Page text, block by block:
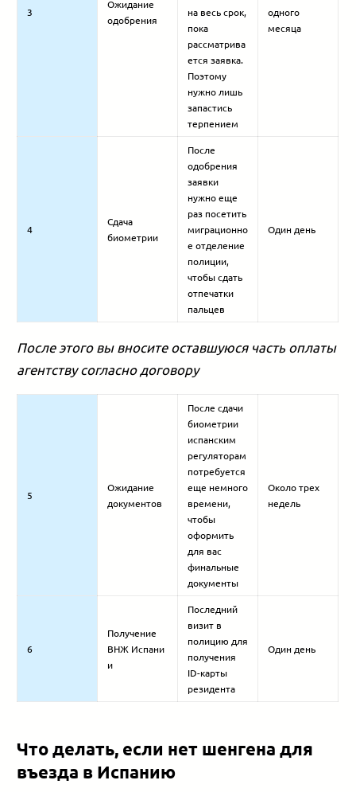
3
Ожидание
одобрения
на весь срок,
пока
рассматрива
ется заявка.
Поэтому
нужно лишь
запастись
терпением
одного
месяца
4
Сдача
биометрии
После
одобрения
заявки
нужно еще
раз посетить
миграционно
е отделение
полиции,
чтобы сдать
отпечатки
пальцев
Один день
После этого вы вносите оставшуюся часть оплаты
агентству согласно договору
5
Ожидание
документов
После сдачи
биометрии
испанским
регуляторам
потребуется
еще немного
времени,
чтобы
оформить
для вас
финальные
документы
Около трех
недель
6
Получение
ВНЖ Испани
и
Последний
визит в
полицию для
получения
ID-карты
резидента
Один день
Что делать, если нет шенгена для
въезда в Испанию